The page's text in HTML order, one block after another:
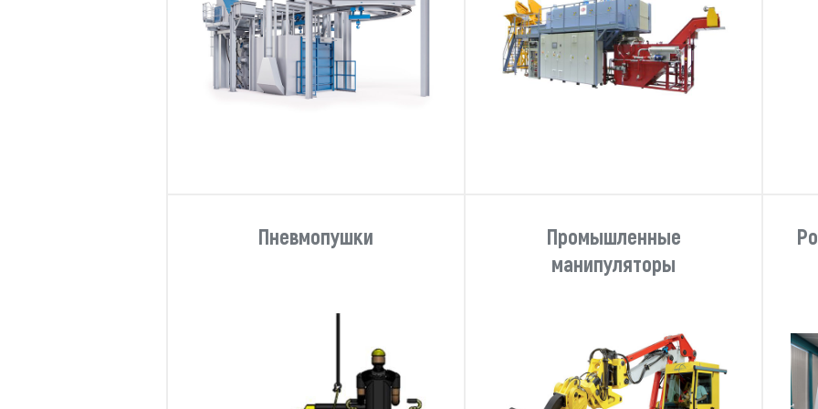
Пневмопушки
Промышленные
манипуляторы